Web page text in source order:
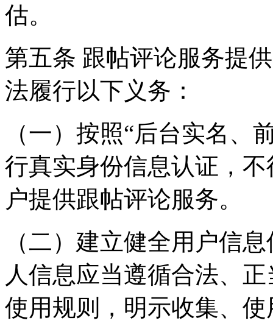
估。
第五条 跟帖评论服务提
法履行以下义务：
（一）按照“后台实名、
行真实身份信息认证，
户提供跟帖评论服务。
（二）建立健全用户信
人信息应当遵循合法、
使用规则，明示收集、